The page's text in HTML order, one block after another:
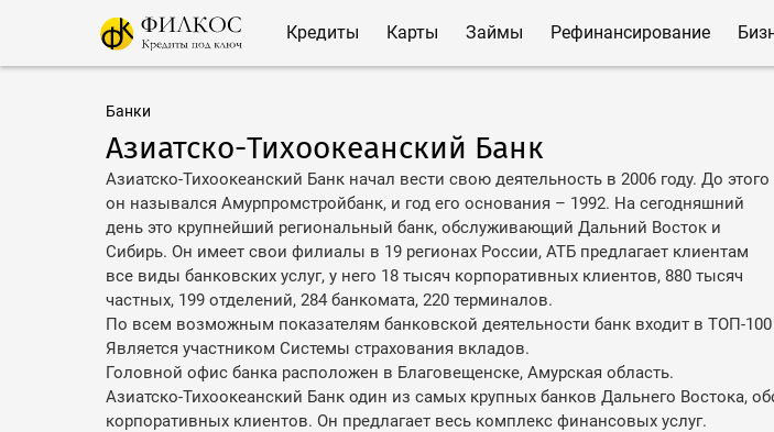
Кредиты Карты Займы Рефинансирование
Банки
Азиатско-Тихоокеанский Банк
Азиатско-Тихоокеанский Банк начал вести свою деятельность в 2006 году. До этого
он назывался Амурпромстройбанк, и год его основания – 1992. На сегодняшний
день это крупнейший региональный банк, обслуживающий Дальний Восток и
Сибирь. Он имеет свои филиалы в 19 регионах России, АТБ предлагает клиентам
все виды банковских услуг, у него 18 тысяч корпоративных клиентов, 880 тысяч
частных, 199 отделений, 284 банкомата, 220 терминалов.
По всем возможным показателям банковской деятельности банк входит в ТОП-
Является участником Системы страхования вкладов.
Головной офис банка расположен в Благовещенске, Амурская область.
Азиатско-Тихоокеанский Банк один из самых крупных банков Дальнего Востока,
корпоративных клиентов. Он предлагает весь комплекс финансовых услуг.